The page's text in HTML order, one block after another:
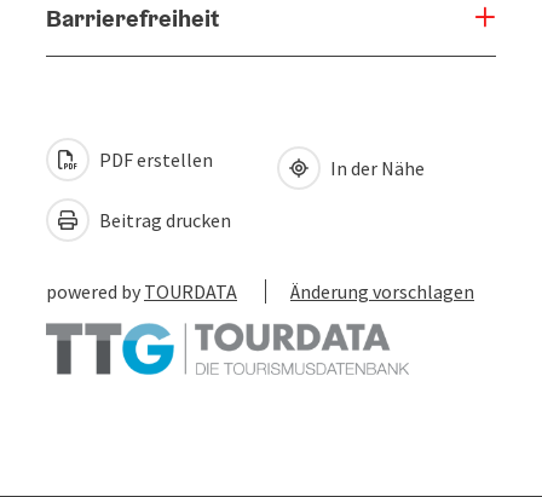
Barrierefreiheit
PDF erstellen
Beitrag drucken
In der Nähe
powered by TOURDATA Änderung vorschlagen